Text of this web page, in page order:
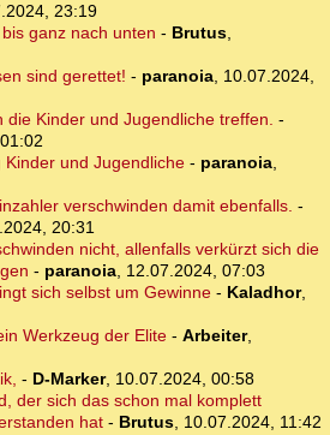
23:19
ganz nach unten - Brutus,
sind gerettet! - paranoia, 10.07.2024,
die Kinder und Jugendliche treffen. -
und Jugendliche- paranoia,
verschwinden damit ebenfalls. -
20:31
nicht, allenfalls verkürzt sich die
- paranoia, 12.07.2024, 07:03
sich selbst um Gewinne- Kaladhor,
Werkzeug der Elite- Arbeiter,
- D-Marker, 10.07.2024, 00:58
der sich das schon mal komplett
hat - Brutus, 10.07.2024, 11:42